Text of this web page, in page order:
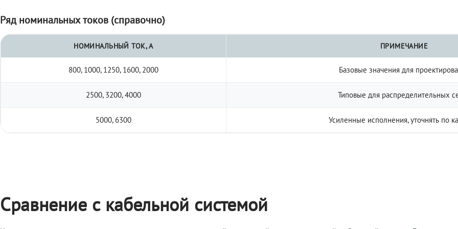
Ряд номинальных токов (справочно)
НОМИНАЛЬНЫЙ ТОК, А ПРИМЕЧАНИЕ
800, 1000, 1250, 1600, 2000 Базовые значения для
2500, 3200, 4000 Типовые для распределительных
5000, 6300 Усиленные исполнения, уточнять по
Сравнение с кабельной системой